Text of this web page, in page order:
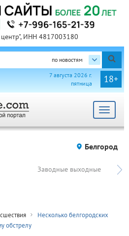
ИНН 4817003180
по новостям
18+
7 августа 2026 г.
пятница
Toggle
Белгород
Заводные выходные
Несколько белгородских
обстрелу